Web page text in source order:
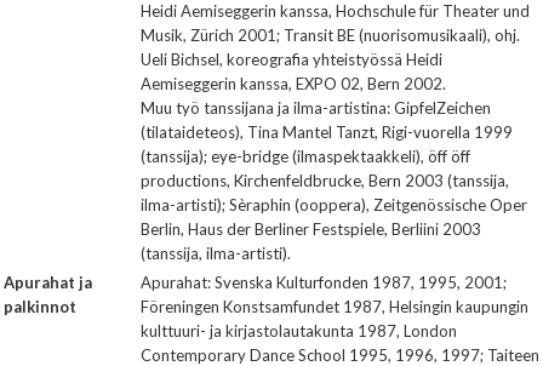
Heidi Aemiseggerin kanssa, Hochschule für Theater und
Musik, Zürich 2001; Transit BE (nuorisomusikaali), ohj.
Ueli Bichsel, koreografia yhteistyössä Heidi
Aemiseggerin kanssa, EXPO 02, Bern 2002.
Muu työ tanssijana ja ilma-artistina: GipfelZeichen
(tilataideteos), Tina Mantel Tanzt, Rigi-vuorella 1999
(tanssija); eye-bridge (ilmaspektaakkeli), öff öff
productions, Kirchenfeldbrucke, Bern 2003 (tanssija,
ilma-artisti); Sèraphin (ooppera), Zeitgenössische Oper
Berlin, Haus der Berliner Festspiele, Berliini 2003
(tanssija, ilma-artisti).
Apurahat ja
palkinnot
Apurahat: Svenska Kulturfonden 1987, 1995, 2001;
Föreningen Konstsamfundet 1987, Helsingin kaupungin
kulttuuri- ja kirjastolautakunta 1987, London
Contemporary Dance School 1995, 1996, 1997; Taiteen